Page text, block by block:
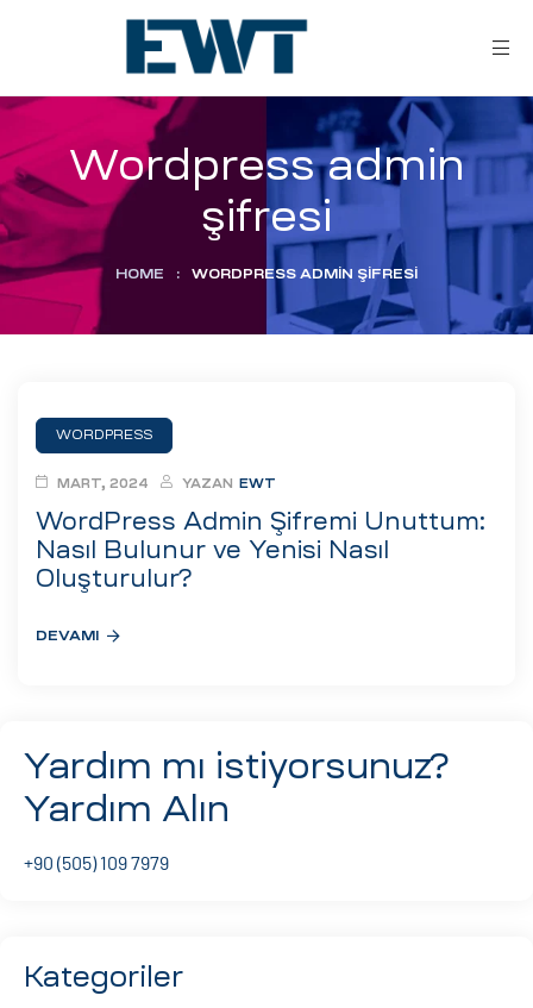
Aday
Wordpress admin
şifresi
HOME : WORDPRESS ADMIN ŞIFRESI
WORDPRESS
WordPress Admin Şifremi Unuttum:
Nasıl Bulunur ve Yenisi Nasıl
Oluşturulur?
MART, 2024 YAZAN EWT
DEVAMI
Yardım mı istiyorsunuz?
Yardım Alın
+90 (505) 109 7979
Kategoriler